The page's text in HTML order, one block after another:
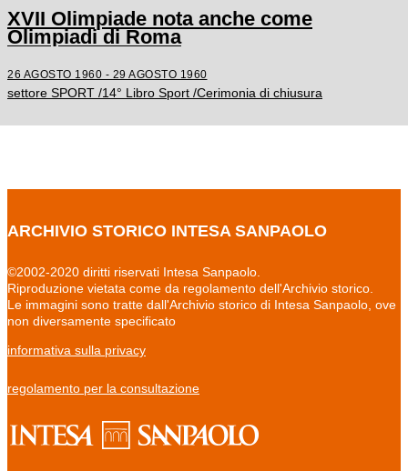
XVII Olimpiade nota anche come
Olimpiadi di Roma
26 AGOSTO 1960 - 29 AGOSTO 1960
settore SPORT /14° Libro Sport /Cerimonia di chiusura
ARCHIVIO STORICO INTESA SANPAOLO
©2002-2020 diritti riservati Intesa Sanpaolo.
Riproduzione vietata come da regolamento dell'Archivio storico.
Le immagini sono tratte dall'Archivio storico di Intesa Sanpaolo, ove
non diversamente specificato
informativa sulla privacy
regolamento per la consultazione